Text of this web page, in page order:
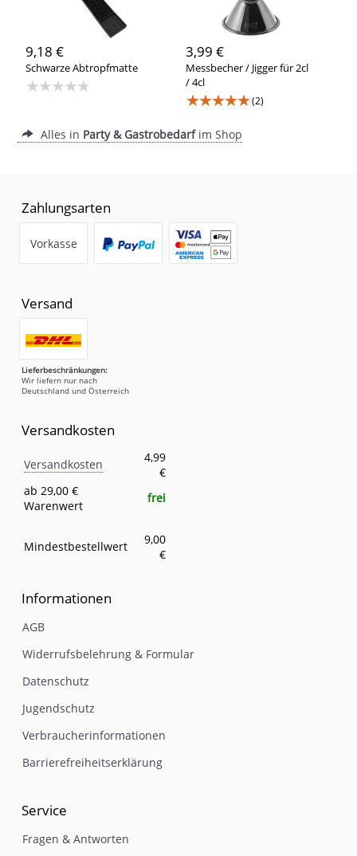
9,18 €
Schwarze Abtropfmatte
★★★★★
3,99 €
Messbecher / Jigger für 2cl
/ 4cl
★★★★★(2)
Alles in Party & Gastrobedarfim Shop
Zahlungsarten
Vorkasse
Versand
Lieferbeschränkungen:
Wir liefern nur nach
Deutschland und Österreich
Versandkosten
Versandkosten
4,99
€
ab 29,00 €
Warenwert
frei
Mindestbestellwert
9,00
€
Informationen
AGB
Widerrufsbelehrung & Formular
Datenschutz
Jugendschutz
Verbraucherinformationen
Barrierefreiheitserklärung
Service
Fragen & Antworten